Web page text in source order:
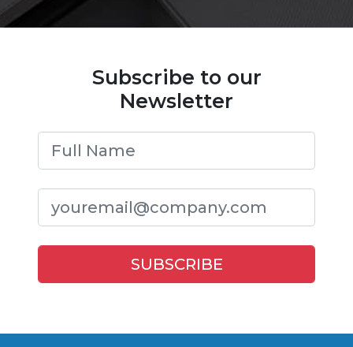
Subscribe to our
Newsletter